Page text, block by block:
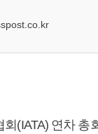
(IATA) 연차